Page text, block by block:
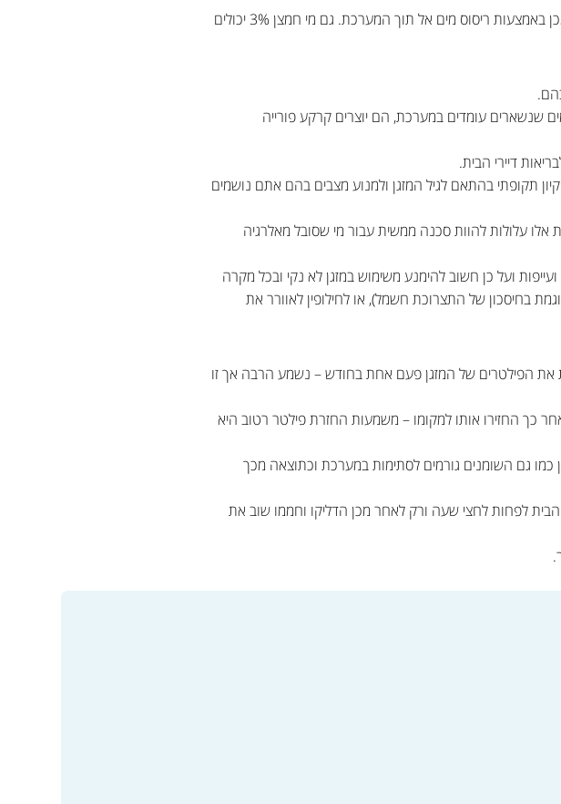
לאחר שתשפריצו את החומץ, צפו לריח חזק ולא בהכרח נעים, ריח אותו תפיגו לאחר מכן באמצעות ריסוס מים אל תוך המערכת. גם מי חמצן 3% יכולים
שנשארים עומדים במערכת, הם יוצרים קרקע פורייה
דיירי הבית.
תקופתי בהתאם לגיל המזגן ולמנוע מצבים בהם אתם נושמים
אלו עלולות להוות סכנה ממשית עבור מי שסובל מאלרגיה
ועל כן חשוב להימנע משימוש במזגן לא נקי ובכל מקרה
בחיסכון של התצרוכת חשמל), או לחילופין לאוורר את
את הפילטרים של המזגן פעם אחת בחודש – נשמע הרבה אך זו
כך החזירו אותו למקומו – משמעות החזרת פילטר רטוב היא
כמו גם השומנים גורמים לסתימות במערכת וכתוצאה מכך
לפחות לחצי שעה ורק לאחר מכן הדליקו וחממו שוב את